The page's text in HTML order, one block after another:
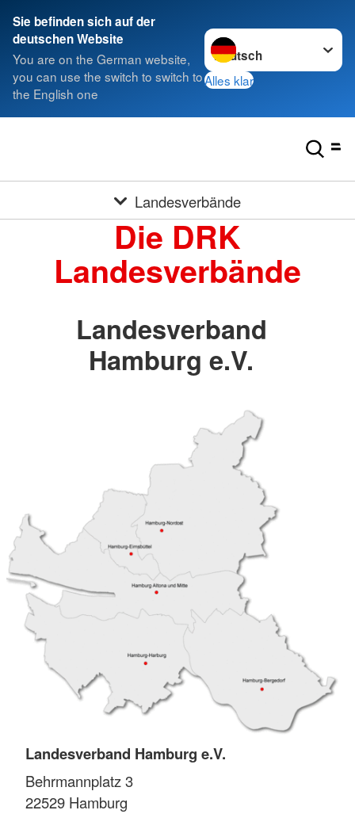
Sie befinden sich auf der
deutschen Website
You are on the German website,
you can use the switch to switch to
the English one
Sprache wechseln zu
Alles klar
Landesverbände
Die DRK
Landesverbände
Landesverband
Hamburg e.V.
Landesverband Hamburg e.V.
Behrmannplatz 3
22529 Hamburg